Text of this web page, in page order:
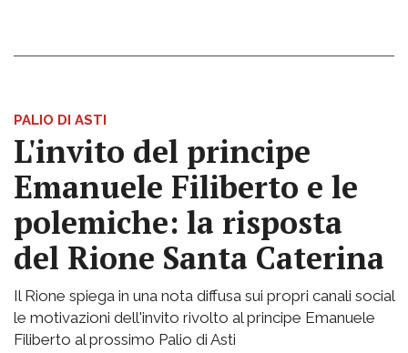
PALIO DI ASTI
L'invito del principe
Emanuele Filiberto e le
polemiche: la risposta
del Rione Santa Caterina
Il Rione spiega in una nota diffusa sui propri canali social
le motivazioni dell'invito rivolto al principe Emanuele
Filiberto al prossimo Palio di Asti